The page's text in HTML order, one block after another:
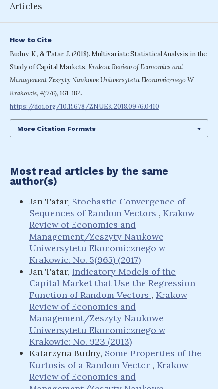
Articles
How to Cite
Budny, K., & Tatar, J. (2018). Multivariate Statistical Analysis in the
Study of Capital Markets. Krakow Review of Economics and
Management Zeszyty Naukowe Uniwersytetu Ekonomicznego W
Krakowie, 4(976), 161-182.
https://doi.org/10.15678/ZNUEK.2018.0976.0410
More Citation Formats
Most read articles by the same
author(s)
Jan Tatar, Stochastic Convergence of
Sequences of Random Vectors , Krakow
Review of Economics and
Management/Zeszyty Naukowe
Uniwersytetu Ekonomicznego w
Krakowie: No. 5(965) (2017)
Jan Tatar, Indicatory Models of the
Capital Market that Use the Regression
Function of Random Vectors , Krakow
Review of Economics and
Management/Zeszyty Naukowe
Uniwersytetu Ekonomicznego w
Krakowie: No. 923 (2013)
Katarzyna Budny, Some Properties of the
Kurtosis of a Random Vector , Krakow
Review of Economics and